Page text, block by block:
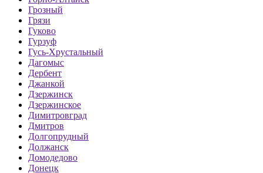
Грозный
Грязи
Гуково
Гурзуф
Гусь-Хрустальный
Дагомыс
Дербент
Джанкой
Дзержинск
Дзержинское
Димитровград
Дмитров
Долгопрудный
Должанск
Домодедово
Донецк